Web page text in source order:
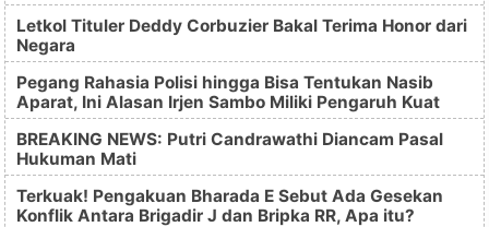
Letkol Tituler Deddy Corbuzier Bakal Terima Honor dari
Negara
Pegang Rahasia Polisi hingga Bisa Tentukan Nasib
Aparat, Ini Alasan Irjen Sambo Miliki Pengaruh Kuat
BREAKING NEWS: Putri Candrawathi Diancam Pasal
Hukuman Mati
Terkuak! Pengakuan Bharada E Sebut Ada Gesekan
Konflik Antara Brigadir J dan Bripka RR, Apa itu?